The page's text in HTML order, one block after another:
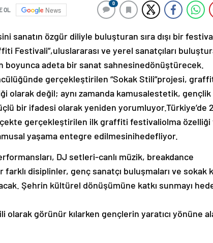
OL News
0
sanatın özgür diliyle buluşturan sıra dışı bir
Festivali”,uluslararası ve yerel sanatçıları
boyunca adeta bir sanat sahnesinedönüştürecek.
gerçekleştirilen “Sokak Stili”projesi,
olarak değil; aynı zamanda kamusalestetik, gençlik
bir ifadesi olarak yeniden yorumluyor.Türkiye’de
gerçekleştirilen ilk graffiti festivaliolma özelliği
yaşama entegre edilmesinihedefliyor.
DJ setleri-canlı müzik, breakdance
disiplinler, genç sanatçı buluşmaları ve sokak
Şehrin kültürel dönüşümüne katkı sunmayı
olarak görünür kılarken gençlerin yaratıcı yönüne